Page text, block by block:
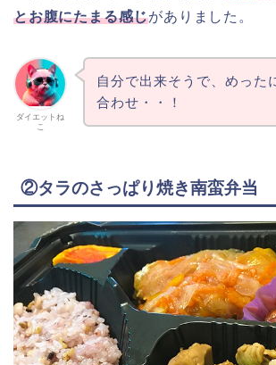
とお腹にたまる感じがありました。
ダイエットね
こ
自分で出来そうで、めった
合わせ・・！
②タラのさっぱり焼き南蛮弁当